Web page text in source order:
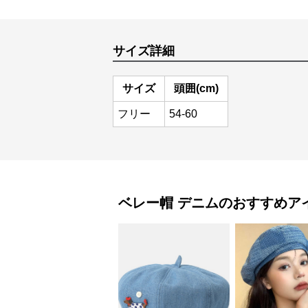
サイズ詳細
サイズ 頭囲(cm)
フリー 54-60
ベレー帽 デニムのおすすめア